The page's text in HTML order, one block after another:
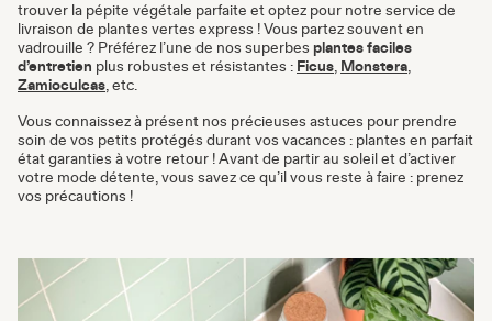
trouver la pépite végétale parfaite et optez pour notre service de
livraison de plantes vertes express ! Vous partez souvent en
vadrouille ? Préférez l’une de nos superbes plantes faciles
d’entretien plus robustes et résistantes : Ficus Monstera
Zamioculcas , etc.
Vous connaissez à présent nos précieuses astuces pour prendre
soin de vos petits protégés durant vos vacances : plantes en parfait
état garanties à votre retour ! Avant de partir au soleil et d’activer
votre mode détente, vous savez ce qu’il vous reste à faire : prenez
vos précautions !